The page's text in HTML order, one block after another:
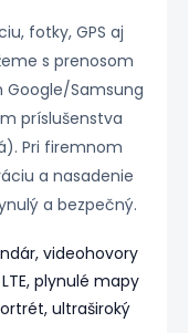
fotky, GPS aj
s prenosom
Google/Samsung
príslušenstva
Pri firemnom
a nasadenie
a bezpečný.
videohovory
LTE, plynulé mapy
ultraširoký